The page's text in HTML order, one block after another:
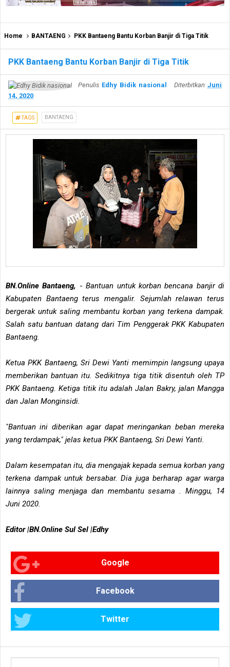
Home BANTAENG PKK Bantaeng Bantu Korban Banjir di Tiga Titik
PKK Bantaeng Bantu Korban Banjir di Tiga Titik
Penulis Edhy Bidik nasional DiterbitkanJuni
14, 2020
TAGS BANTAENG
BN.Online Bantaeng, -Bantuan untuk korban bencana banjir di
Kabupaten Bantaeng terus mengalir. Sejumlah relawan terus
bergerak untuk saling membantu korban yang terkena dampak.
Salah satu bantuan datang dari Tim Penggerak PKK Kabupaten
Bantaeng.
Ketua PKK Bantaeng, Sri Dewi Yanti memimpin langsung upaya
memberikan bantuan itu. Sedikitnya tiga titik disentuh oleh TP
PKK Bantaeng. Ketiga titik itu adalah Jalan Bakry, jalan Mangga
dan Jalan Monginsidi.
"Bantuan ini diberikan agar dapat meringankan beban mereka
yang terdampak," jelas ketua PKK Bantaeng, Sri Dewi Yanti.
Dalam kesempatan itu, dia mengajak kepada semua korban yang
terkena dampak untuk bersabar. Dia juga berharap agar warga
lainnya saling menjaga dan membantu sesama . Minggu, 14
Juni 2020.
Editor |BN.Online Sul Sel |Edhy
Google
Facebook
Twitter